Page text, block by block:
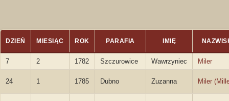
DZIEŃ MIESIĄC ROK PARAFIA IMIĘ
7 2 1782 Szczurowice Wawrzyniec Miler
24 1 1785 Dubno Zuzanna Miler